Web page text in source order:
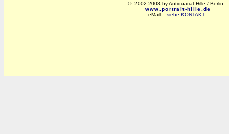
© 2002-2008 by Antiquariat Hille / Berlin
www.portrait-hille.de
eMail : siehe KONTAKT